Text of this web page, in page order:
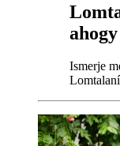
Ismerje